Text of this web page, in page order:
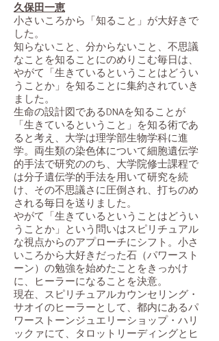
​久保田一恵
小さいころから「知ること」が大好きで
した。
知らないこと、分からないこと、不思議
なことを知ることにのめりこむ毎日は、
やがて「生きているということはどうい
うことか」を知ることに集約されていき
ました。
生命の設計図であるDNAを知ることが
「生きているということ」を知る術であ
ると考え、大学は理学部生物学科に進
学。両生類の染色体について細胞遺伝学
的手法で研究ののち、大学院修士課程で
は分子遺伝学的手法を用いて研究を続
け、その不思議さに圧倒され、打ちのめ
される毎日を送りました。
やがて「生きているということはどうい
うことか」という問いはスピリチュアル
な視点からのアプローチにシフト。小さ
いころから大好きだった石（パワースト
ーン）の勉強を始めたことをきっかけ
に、ヒーラーになることを決意。
現在、スピリチュアルカウンセリング・
サオイのヒーラーとして、都内にあるパ
ワーストーンジュエリーショップ・ハリ
ックァにて、タロットリーディングとヒ